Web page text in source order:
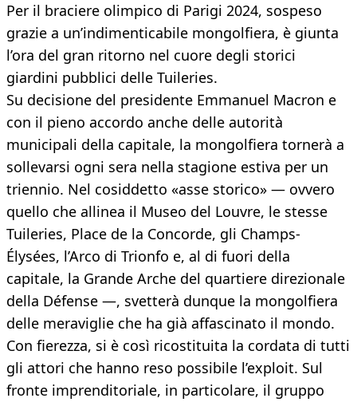
Per il braciere olimpico di Parigi 2024, sospeso
grazie a un’indimenticabile mongolfiera, è giunta
l’ora del gran ritorno nel cuore degli storici
giardini pubblici delle Tuileries.
Su decisione del presidente Emmanuel Macron e
con il pieno accordo anche delle autorità
municipali della capitale, la mongolfiera tornerà a
sollevarsi ogni sera nella stagione estiva per un
triennio. Nel cosiddetto «asse storico» — ovvero
quello che allinea il Museo del Louvre, le stesse
Tuileries, Place de la Concorde, gli Champs-
Élysées, l’Arco di Trionfo e, al di fuori della
capitale, la Grande Arche del quartiere direzionale
della Défense —, svetterà dunque la mongolfiera
delle meraviglie che ha già affascinato il mondo.
Con fierezza, si è così ricostituita la cordata di tutti
gli attori che hanno reso possibile l’exploit. Sul
fronte imprenditoriale, in particolare, il gruppo